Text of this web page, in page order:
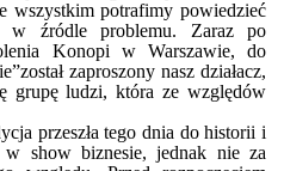
wszystkim potrafimy powiedzieć
źródle problemu. Zaraz po
Konopi w Warszawie, do
zaproszony nasz działacz,
grupę ludzi, która ze względów
przeszła tego dnia do historii i
w show biznesie, jednak nie za